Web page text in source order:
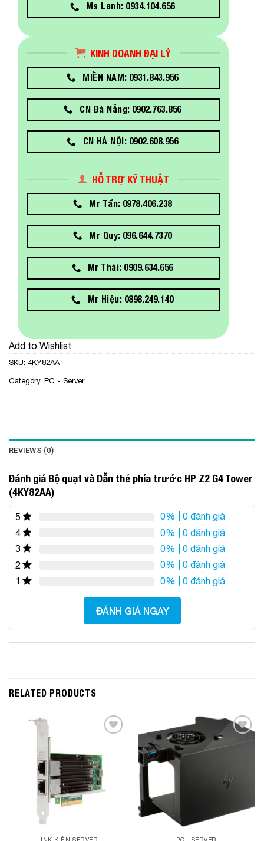
Ms Lanh: 0934.104.656
KINH DOANH ĐẠI LÝ
MIỀN NAM: 0931.843.956
CN Đà Nẵng: 0902.763.856
CN HÀ NỘI: 0902.608.956
HỖ TRỢ KỸ THUẬT
Mr Tấn: 0978.406.238
Mr Quy: 096.644.7370
Mr Thái: 0909.634.656
Mr Hiệu: 0898.249.140
Add to Wishlist
SKU: 4KY82AA
Category: PC - Server
REVIEWS (0)
Đánh giá Bộ quạt và Dẫn thẻ phía trước HP Z2 G4 Tower
(4KY82AA)
5 0% | 0 đánh giá
4
0% | 0 đánh giá
3
0% | 0 đánh giá
2
0% | 0 đánh giá
1
0% | 0 đánh giá
ĐÁNH GIÁ NGAY
RELATED PRODUCTS